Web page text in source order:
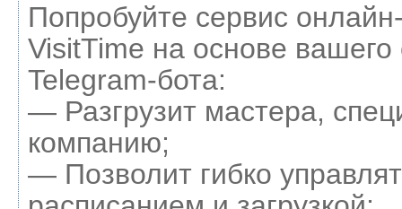
Попробуйте сервис
VisitTime на основе вашего
Telegram-бота:
— Разгрузит мастера,
компанию;
— Позволит гибко